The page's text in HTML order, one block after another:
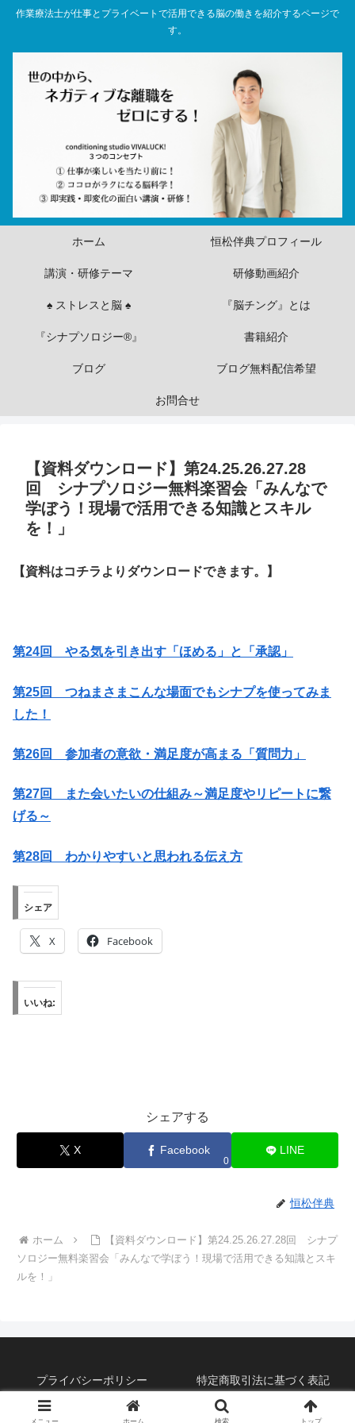
作業療法士が仕事とプライベートで活用できる脳の働きを紹介するページで
す。
ホーム 恒松伴典プロフィール
講演・研修テーマ 研修動画紹介
♠ ストレスと脳 ♠ 『脳チング』とは
『シナプソロジー®』 書籍紹介
ブログ ブログ無料配信希望
お問合せ
【資料ダウンロード】第24.25.26.27.28
回 シナプソロジー無料楽習会「みんなで
学ぼう！現場で活用できる知識とスキル
を！」
【資料はコチラよりダウンロードできます。】
第24回 やる気を引き出す「ほめる」と「承認」
第25回 つねまさまこんな場面でもシナプを使ってみま
した！
第26回 参加者の意欲・満足度が高まる「質問力」
第27回 また会いたいの仕組み～満足度やリピートに繋
げる～
第28回 わかりやすいと思われる伝え方
シェア
X Facebook
いいね:
シェアする
X Facebook
0
LINE
恒松伴典
ホーム
【資料ダウンロード】第24.25.26.27.28回 シナプ
ソロジー無料楽習会「みんなで学ぼう！現場で活用できる知識とスキ
ルを！」
プライバシーポリシー 特定商取引法に基づく表記
©2019 恒松式『脳チング』BLOG。
メニュー ホーム 検索 トップ